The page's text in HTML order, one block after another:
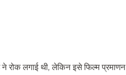
ने रोक लगाई थी, लेकिन इसे फिल्म प्रमाणन